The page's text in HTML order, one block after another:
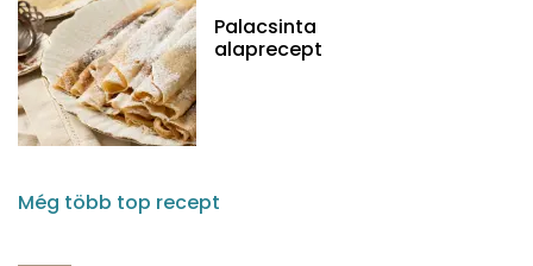
Palacsinta
alaprecept
Még több top recept